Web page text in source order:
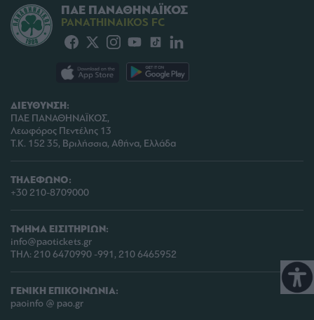
ΔΙΕΥΘΥΝΣΗ:
ΠΑΕ ΠΑΝΑΘΗΝΑΪΚΟΣ,
Λεωφόρος Πεντέλης 13
Τ.Κ. 152 35, Βριλήσσια, Αθήνα, Ελλάδα
ΤΗΛΕΦΩΝΟ:
+30 210-8709000
ΤΜΗΜΑ ΕΙΣΙΤΗΡΙΩΝ:
info@paotickets.gr
ΤΗΛ: 210 6470990 -991, 210 6465952
ΓΕΝΙΚΗ ΕΠΙΚΟΙΝΩΝΙΑ:
paoinfo @ pao.gr
ΠΑΕ ΠΑΝΑΘΗΝΑΪΚΟΣ
PANATHINAIKOS FC